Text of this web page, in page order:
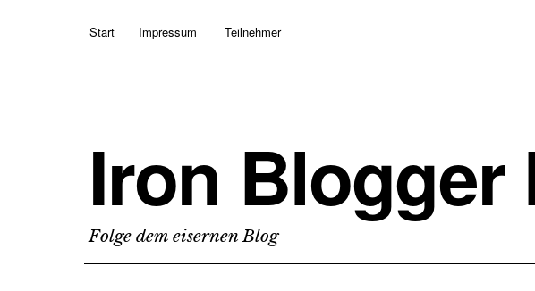
Start Impressum Teilnehmer
Iron Blogger
Folge dem eisernen Blog